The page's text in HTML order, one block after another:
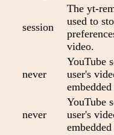
session
The yt-
used to
video.
never
YouTube
user's
never
YouTube
user's